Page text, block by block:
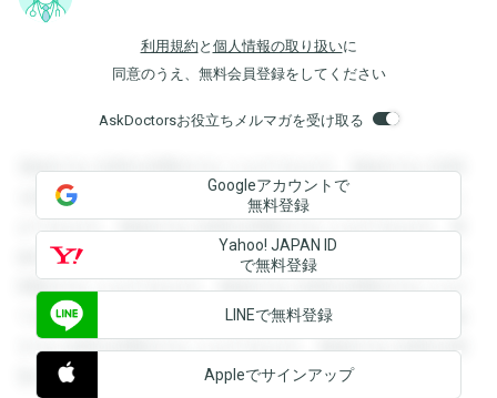
利用規約 と 個人情報の取り扱いに
同意のうえ、無料会員登録をしてください
AskDoctorsお役立ちメルマガを受け取る
登録すると回答を閲覧することができます。登録すると回答
を閲覧することができます。登録すると回答を閲覧すること
ができます。登録すると回答を閲覧することができます。登
録すると回答を閲覧することができます。登録すると回答を
閲覧することができます。登録すると回答を閲覧することが
できます。登録すると回答を閲覧することができます。登録
すると回答を閲覧することができます。登録すると回答を閲
覧することができます。
Googleアカウントで
無料登録
Yahoo! JAPAN ID
で無料登録
LINEで無料登録
Appleでサインアップ